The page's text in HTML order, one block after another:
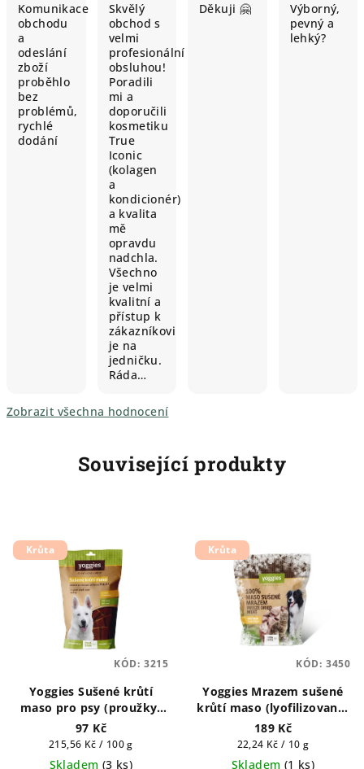
Komunikace
obchodu
a
odeslání
zboží
proběhlo
bez
problémů,
rychlé
dodání
Skvělý
obchod s
velmi
profesionální
obsluhou!
Poradili
mi a
doporučili
kosmetiku
True
Iconic
(kolagen
a
kondicionér)
a kvalita
mě
opravdu
nadchla.
Všechno
je velmi
kvalitní a
přístup k
zákazníkovi
je na
jedničku.
Ráda…
Děkuji 🤗
Výborný,
pevný a
lehký?
Zobrazit všechna hodnocení
Související produkty
Krůta
Yoggies Sušené krůtí
maso pro psy (proužky)
45g Pamlsek pro psy
97 Kč
Měrná
cena:
215,56 Kč / 100 g
Skladem (3 ks)
KÓD: 3215
Krůta
Yoggies Mrazem sušené
krůtí maso (lyofilizované)
85g Pamlsek pro psy a
kočky
189 Kč
Měrná
cena:
22,24 Kč / 10 g
Skladem (1 ks)
KÓD: 3450